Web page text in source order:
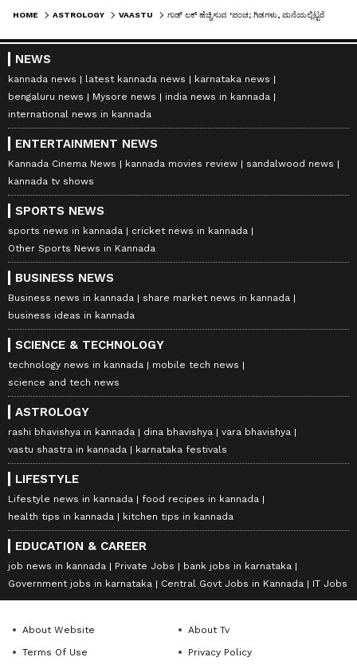
HOME ASTROLOGY VAASTU
NEWS
kannada news latest kannada news
karnataka news
bengaluru news
Mysore news
india news in kannada
international news in kannada
ENTERTAINMENT NEWS
Kannada Cinema News kannada movies review
sandalwood news
kannada tv shows
SPORTS NEWS
sports news in kannada
cricket news in kannada
Other Sports News in Kannada
BUSINESS NEWS
Business news in kannada
share market news in kannada
business ideas in kannada
SCIENCE & TECHNOLOGY
technology news in kannada
mobile tech news
science and tech news
ASTROLOGY
rashi bhavishya in kannada dina bhavishya
vara bhavishya
vastu shastra in kannada
karnataka festivals
LIFESTYLE
Lifestyle news in kannada
food recipes in kannada
health tips in kannada
kitchen tips in kannada
EDUCATION & CAREER
job news in kannada Private Jobs
bank jobs in karnataka
Government jobs in karnataka
Central Govt Jobs in Kannada IT Jobs
About Website
About Tv
Terms Of Use
Privacy Policy